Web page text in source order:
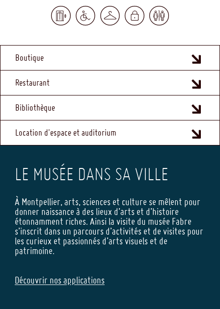
MENU
FOOTER
Boutique
Restaurant
Bibliothèque
Location d'espace et auditorium
LE MUSÉE DANS SA VILLE
À Montpellier, arts, sciences et culture se mêlent pour
donner naissance à des lieux d’arts et d’histoire
étonnamment riches. Ainsi la visite du musée Fabre
s’inscrit dans un parcours d’activités et de visites pour
les curieux et passionnés d’arts visuels et de
patrimoine.
Découvrir nos applications